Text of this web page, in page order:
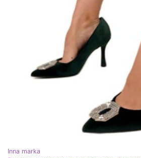
Inna marka